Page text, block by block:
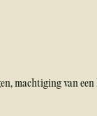
machtiging van